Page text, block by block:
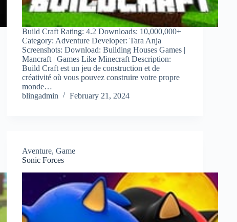
Build Craft Rating: 4.2 Downloads: 10,000,000+
Category: Adventure Developer: Tara Anja
Screenshots: Download: Building Houses Games |
Mancraft | Games Like Minecraft Description:
Build Craft est un jeu de construction et de
créativité où vous pouvez construire votre propre
monde…
blingadmin
February 21, 2024
Aventure, Game
Sonic Forces